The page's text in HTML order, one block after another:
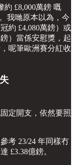
約 £8,000萬鎊 嘅
我哋原本以為，今
約 £4,080萬鎊）或
）當係安慰獎，起
呢筆歐洲賽分紅收
定開支，依然要照
考 23/24 年同樣冇
£3.38億鎊。